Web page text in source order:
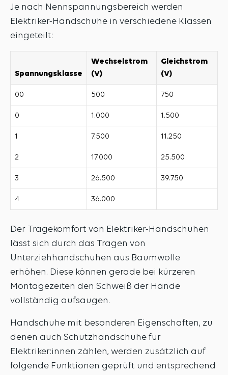
Je nach Nennspannungsbereich werden
Elektriker-Handschuhe in verschiedene Klassen
eingeteilt:
Spannungsklasse
Wechselstrom
(V)
Gleichstrom
(V)
00 500 750
0 1.000 1.500
1 7.500 11.250
2 17.000 25.500
3 26.500 39.750
4 36.000
Der Tragekomfort von Elektriker-Handschuhen
lässt sich durch das Tragen von
Unterziehhandschuhen aus Baumwolle
erhöhen. Diese können gerade bei kürzeren
Montagezeiten den Schweiß der Hände
vollständig aufsaugen.
Handschuhe mit besonderen Eigenschaften, zu
denen auch Schutzhandschuhe für
Elektriker:innen zählen, werden zusätzlich auf
folgende Funktionen geprüft und entsprechend